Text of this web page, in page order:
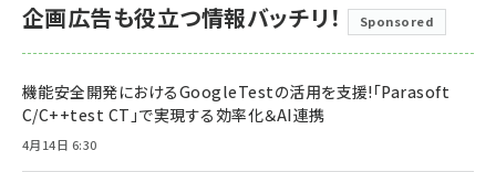
企画広告も役立つ情報バッチリ！ Sponsored
機能安全開発におけるGoogleTestの活用を支援!「Parasoft
C/C++test CT」で実現する効率化＆AI連携
4月14日 6:30